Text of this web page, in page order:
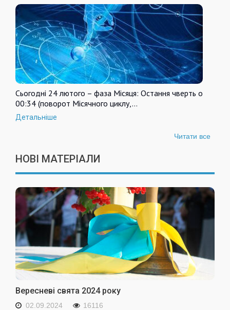
Сьогодні 24 лютого – фаза Місяця: Остання чверть о
00:34 (поворот Місячного циклу,…
Детальніше
Читати все
НОВІ МАТЕРІАЛИ
Вересневі свята 2024 року
02.09.2024 16116